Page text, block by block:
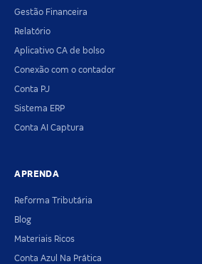
Gestão Financeira
Relatório
Aplicativo CA de bolso
Conexão com o contador
Conta PJ
Sistema ERP
Conta AI Captura
APRENDA
Reforma Tributária
Blog
Materiais Ricos
Conta Azul Na Prática